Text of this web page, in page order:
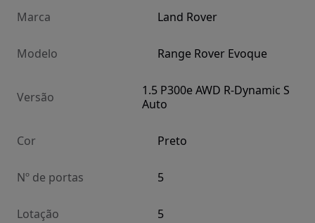
Marca Land Rover
Modelo Range Rover Evoque
Versão
1.5 P300e AWD R-Dynamic S
Auto
Cor Preto
Nº de portas 5
Lotação 5